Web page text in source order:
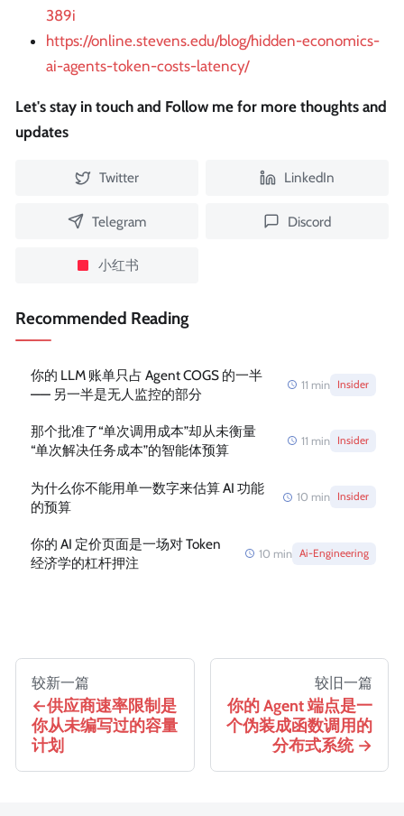
389i
https://online.stevens.edu/blog/hidden-economics-
ai-agents-token-costs-latency/
Let's stay in touch and Follow me for more thoughts and
updates
Twitter LinkedIn
Telegram Discord
小红书
Recommended Reading
你的 LLM 账单只占 Agent COGS 的一半
—— 另一半是无人监控的部分
11 min Insider
那个批准了“单次调用成本”却从未衡量
“单次解决任务成本”的智能体预算
11 min Insider
为什么你不能用单一数字来估算 AI 功能
的预算
10 min Insider
你的 AI 定价页面是一场对 Token
经济学的杠杆押注
10 min Ai-Engineering
较新一篇
供应商速率限制是
你从未编写过的容量
计划
较旧一篇
你的 Agent 端点是一
个伪装成函数调用的
分布式系统